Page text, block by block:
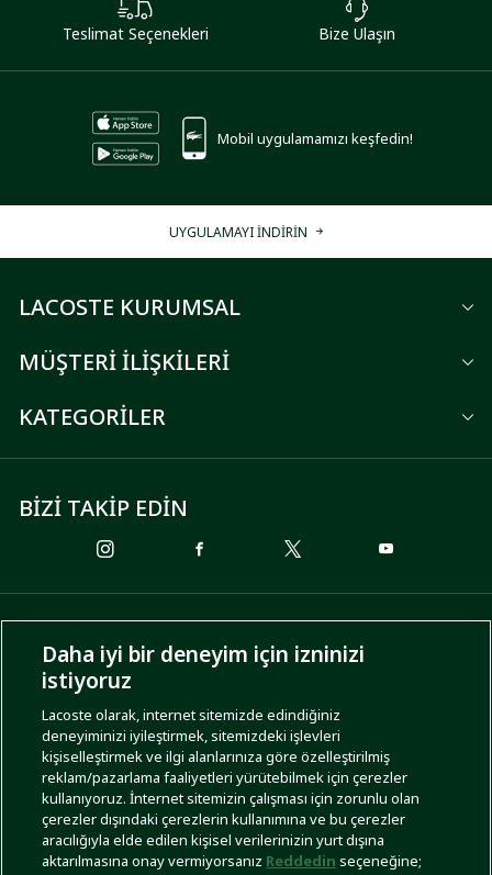
Teslimat Seçenekleri Bize Ulaşın
Mobil uygulamamızı keşfedin!
UYGULAMAYI İNDİRİN
LACOSTE KURUMSAL
MÜŞTERİ İLİŞKİLERİ
KATEGORİLER
BİZİ TAKİP EDİN
ÖDEME SEÇENEKLERİ
KARGO SEÇENEKLERİ
Daha iyi bir deneyim için izninizi
istiyoruz
Lacoste olarak, internet sitemizde edindiğiniz
deneyiminizi iyileştirmek, sitemizdeki işlevleri
kişiselleştirmek ve ilgi alanlarınıza göre özelleştirilmiş
reklam/pazarlama faaliyetleri yürütebilmek için çerezler
kullanıyoruz. İnternet sitemizin çalışması için zorunlu olan
çerezler dışındaki çerezlerin kullanımına ve bu çerezler
aracılığıyla elde edilen kişisel verilerinizin yurt dışına
aktarılmasına onay vermiyorsanız Reddedin seçeneğine;